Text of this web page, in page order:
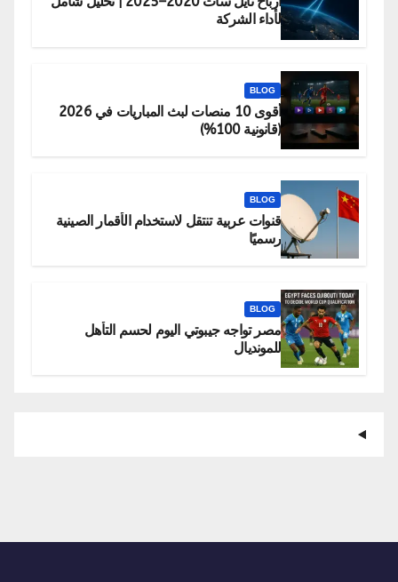
لأداء الشركة
BLOG
أقوى 10 منصات لبث المباريات في 2026
(قانونية 100%)
BLOG
قنوات عربية تنتقل لاستخدام الأقمار الصينية
رسميًا
BLOG
مصر تواجه جيبوتي اليوم لحسم التأهل
للمونديال